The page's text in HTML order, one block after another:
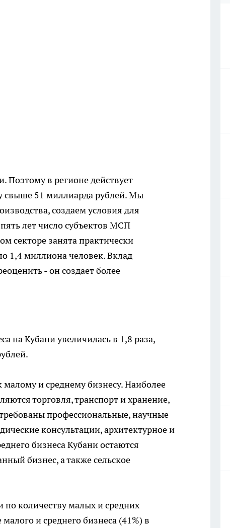
в регионе действует
свыше 51 миллиарда рублей. Мы
создаем условия для
лет число субъектов МСП
секторе занята практически
1,4 миллиона человек. Вклад
- он создает более
на Кубани увеличилась в 1,8 раза,
и среднему бизнесу. Наиболее
торговля, транспорт и хранение,
профессиональные, научные
консультации, архитектурное и
бизнеса Кубани остаются
бизнес, а также сельское
по количеству малых и средних
и среднего бизнеса (41%) в